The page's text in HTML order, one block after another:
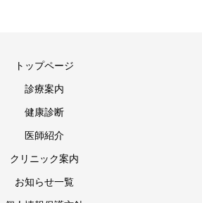
トップページ
診療案内
健康診断
医師紹介
クリニック案内
お知らせ一覧